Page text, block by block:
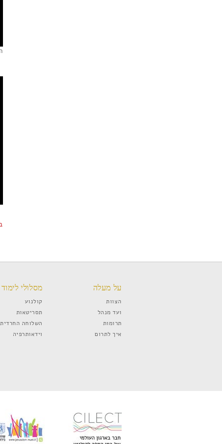
על מעלה
הצוות
ועד מנהל
תרומות
איך לתרום
מסלולי לימוד
קולנוע
תסריטאות
השלוחה החרדית
וידאותרפיה